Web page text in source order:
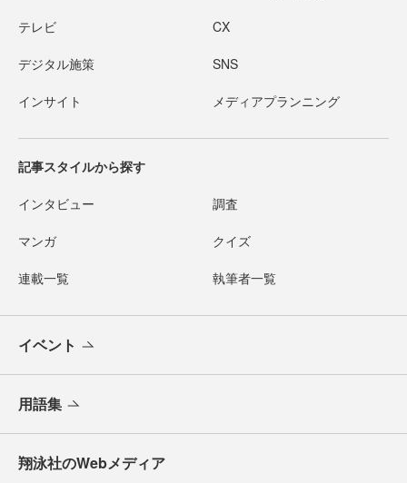
テレビ CX
デジタル施策 SNS
インサイト メディアプランニング
記事スタイルから探す
インタビュー 調査
マンガ クイズ
連載一覧 執筆者一覧
イベント
用語集
翔泳社のWebメディア